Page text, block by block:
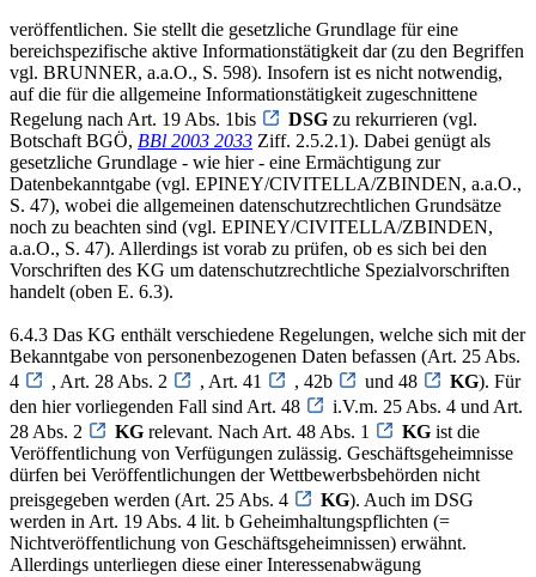
veröffentlichen. Sie stellt die gesetzliche Grundlage für eine
bereichspezifische aktive Informationstätigkeit dar (zu den Begriffen
vgl. BRUNNER, a.a.O., S. 598). Insofern ist es nicht notwendig,
auf die für die allgemeine Informationstätigkeit zugeschnittene
Regelung nach Art. 19 Abs. 1bis
DSG zu rekurrieren (vgl.
Botschaft BGÖ, BBl 2003 2033 Ziff. 2.5.2.1). Dabei genügt als
gesetzliche Grundlage - wie hier - eine Ermächtigung zur
Datenbekanntgabe (vgl. EPINEY/CIVITELLA/ZBINDEN, a.a.O.,
S. 47), wobei die allgemeinen datenschutzrechtlichen Grundsätze
noch zu beachten sind (vgl. EPINEY/CIVITELLA/ZBINDEN,
a.a.O., S. 47). Allerdings ist vorab zu prüfen, ob es sich bei den
Vorschriften des KG um datenschutzrechtliche Spezialvorschriften
handelt (oben E. 6.3).
6.4.3 Das KG enthält verschiedene Regelungen, welche sich mit der
Bekanntgabe von personenbezogenen Daten befassen (Art. 25 Abs.
4
, Art. 28 Abs. 2 , Art. 41 , 42b und 48 KG). Für
den hier vorliegenden Fall sind Art. 48
i.V.m. 25 Abs. 4 und Art.
28 Abs. 2
KG relevant. Nach Art. 48 Abs. 1 KG ist die
Veröffentlichung von Verfügungen zulässig. Geschäftsgeheimnisse
dürfen bei Veröffentlichungen der Wettbewerbsbehörden nicht
preisgegeben werden (Art. 25 Abs. 4
KG). Auch im DSG
werden in Art. 19 Abs. 4 lit. b Geheimhaltungspflichten (=
Nichtveröffentlichung von Geschäftsgeheimnissen) erwähnt.
Allerdings unterliegen diese einer Interessenabwägung